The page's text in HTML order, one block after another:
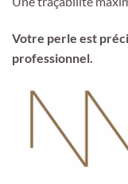
Votre perle est
professionnel.